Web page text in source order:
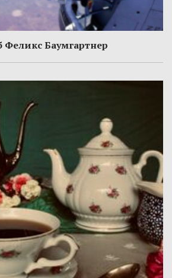
Феликс Баумгартнер